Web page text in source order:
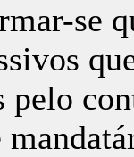
se
pelo